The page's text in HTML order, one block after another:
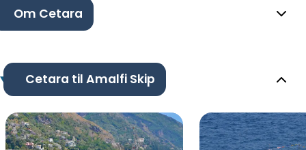
Om Cetara
Cetara til Amalfi Skip